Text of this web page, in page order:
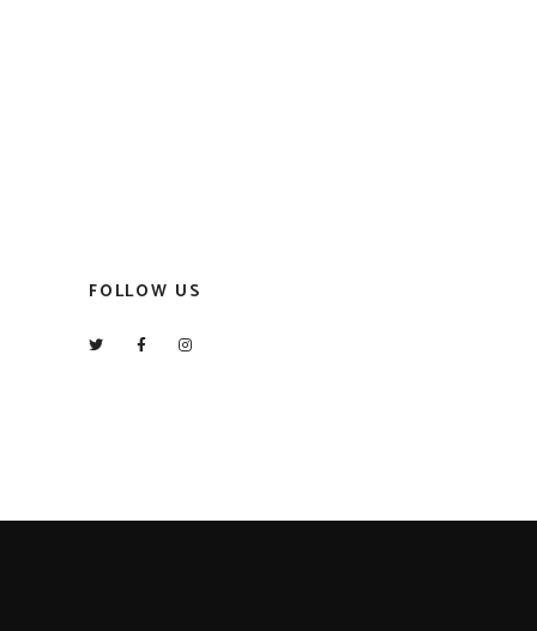
FOLLOW US